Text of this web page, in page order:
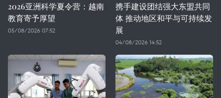
2026亚洲科学夏令营：越南
教育寄予厚望
05/08/2026 07:52
携手建设团结强大东盟共同
体 推动地区和平与可持续发
展
04/08/2026 14:52